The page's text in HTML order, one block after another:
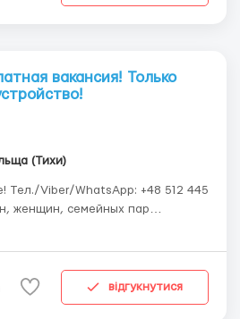
вакансия! Только
(Тихи)
Тел./Viber/WhatsApp: +48 512 445
делать кар...
відгукнутися